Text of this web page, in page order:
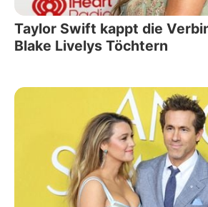
Taylor Swift kappt die
Blake Livelys Töchtern